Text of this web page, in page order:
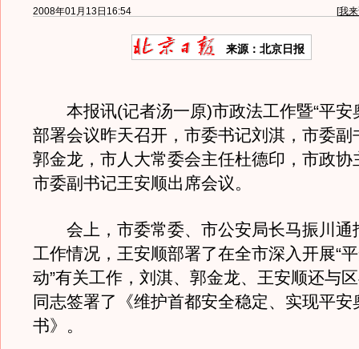
2008年01月13日16:54 [我
来源：北京日报
本报讯(记者汤一原)市政法工作暨“平安
部署会议昨天召开，市委书记刘淇，市委副
郭金龙，市人大常委会主任杜德印，市政协
市委副书记王安顺出席会议。
会上，市委常委、市公安局长马振川通
工作情况，王安顺部署了在全市深入开展“
动”有关工作，刘淇、郭金龙、王安顺还与
同志签署了《维护首都安全稳定、实现平安
书》。